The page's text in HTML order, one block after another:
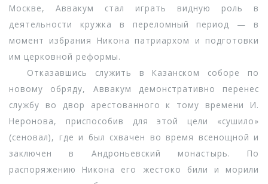
Москве, Аввакум стал играть видную роль в
деятельности кружка в переломный период — в
момент избрания Никона патриархом и подготовки
им церковной реформы.
Отказавшись служить в Казанском соборе по
новому обряду, Аввакум демонстративно перенес
службу во двор арестованного к тому времени И.
Неронова, приспособив для этой цели «сушило»
(сеновал), где и был схвачен во время всенощной и
заключен в Андроньевский монастырь. По
распоряжению Никона его жестоко били и морили